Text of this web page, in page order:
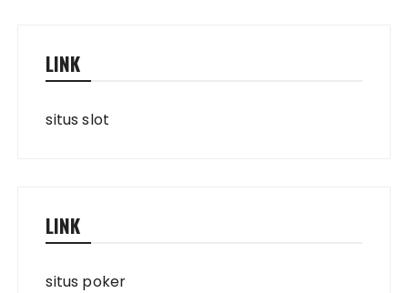
LINK
situs slot
LINK
situs poker